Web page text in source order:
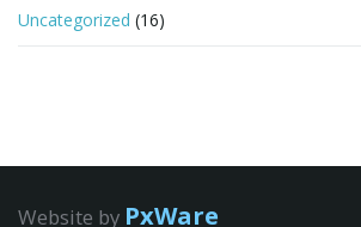
Uncategorized (16)
Website by PxWare